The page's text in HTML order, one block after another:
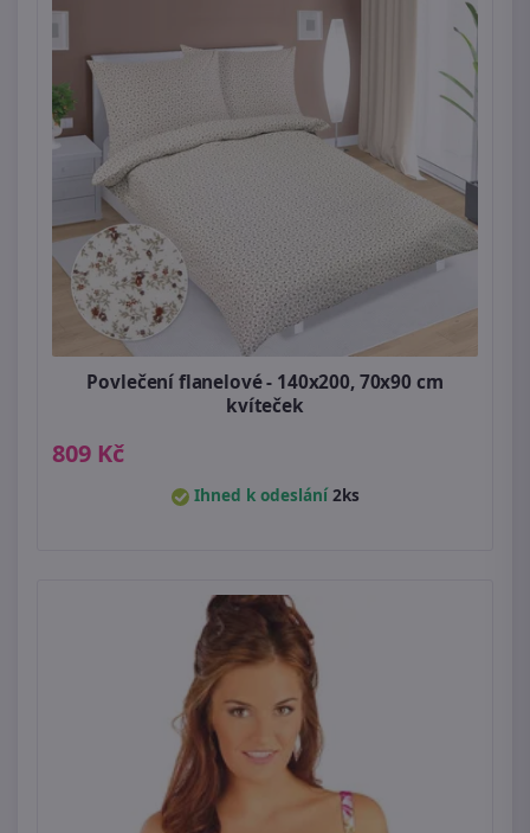
Povlečení flanelové - 140x200, 70x90 cm
kvíteček
809 Kč
Ihned k odeslání2ks